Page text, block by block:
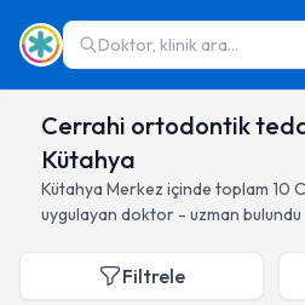
Doktor, klinik ara...
Cerrahi ortodontik
Kütahya
Kütahya Merkez içinde toplam 10
uygulayan doktor - uzman bulundu
Filtrele